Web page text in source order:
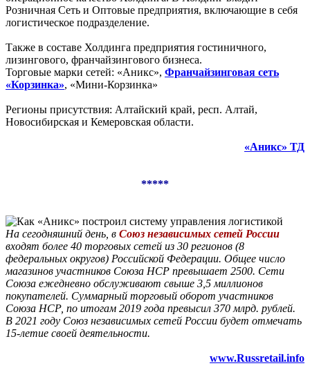
Розничная Сеть и Оптовые предприятия, включающие в себя
логистическое подразделение.
Также в составе Холдинга предприятия гостиничного,
лизингового, франчайзингового бизнеса.
Торговые марки сетей: «Аникс», Франчайзинговая сеть
«Корзинка», «Мини-Корзинка»
Регионы присутствия: Алтайский край, респ. Алтай,
Новосибирская и Кемеровская области.
«Аникс» ТД
*****
На сегодняшний день, в Союз независимых сетей России
входят более 40 торговых сетей из 30 регионов (8
федеральных округов) Российской Федерации. Общее число
магазинов участников Союза НСР превышает 2500. Сети
Союза ежедневно обслуживают свыше 3,5 миллионов
покупателей. Суммарный торговый оборот участников
Союза НСР, по итогам 2019 года превысил 370 млрд. рублей.
В 2021 году Союз независимых сетей России будет отмечать
15-летие своей деятельности.
www.Russretail.info